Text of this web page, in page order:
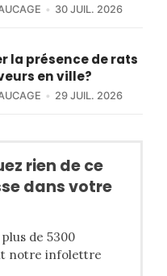
30 JUIL. 2026
la présence de rats
en ville?
29 JUIL. 2026
rien de ce
dans votre
de 5300
notre infolettre